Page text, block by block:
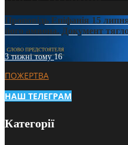
Проповідь Епіфанія 15
його амвона. Документ
3 тижні тому16
ПОЖЕРТВА
НАШ ТЕЛЕГРАМ
Категорії